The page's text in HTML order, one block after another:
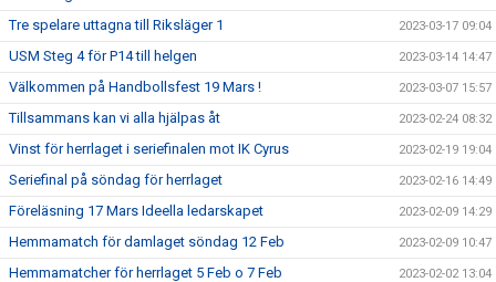
Tre spelare uttagna till Riksläger 1 2023-03-17 09:04
USM Steg 4 för P14 till helgen 2023-03-14 14:47
Välkommen på Handbollsfest 19 Mars ! 2023-03-07 15:57
Tillsammans kan vi alla hjälpas åt 2023-02-24 08:32
Vinst för herrlaget i seriefinalen mot IK Cyrus 2023-02-19 19:04
Seriefinal på söndag för herrlaget 2023-02-16 14:49
Föreläsning 17 Mars Ideella ledarskapet 2023-02-09 14:29
Hemmamatch för damlaget söndag 12 Feb 2023-02-09 10:47
Hemmamatcher för herrlaget 5 Feb o 7 Feb 2023-02-02 13:04